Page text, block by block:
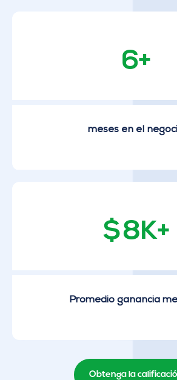
6+
meses en el
$8K+
Promedio ganancia
Obtenga la